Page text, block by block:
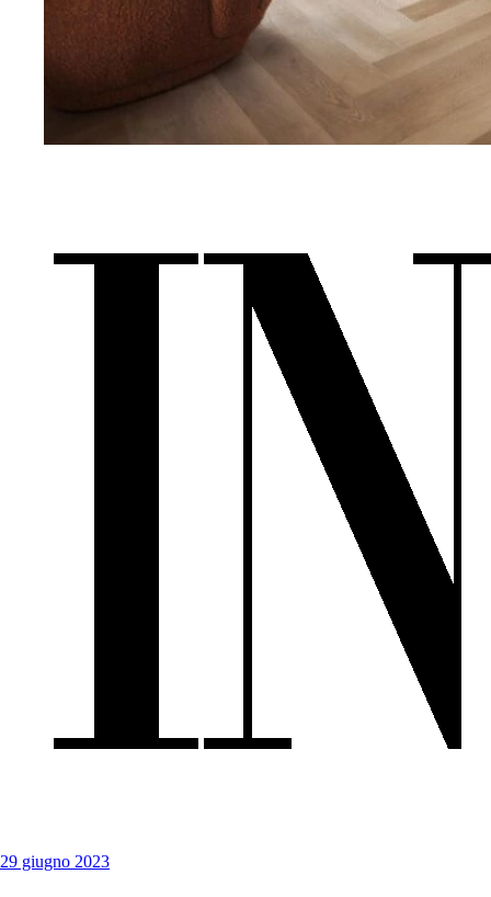
29 giugno 2023